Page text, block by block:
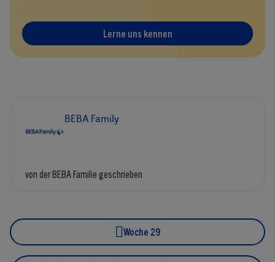
Lerne uns kennen
BEBA Family
von der BEBA Familie geschrieben
Woche 29